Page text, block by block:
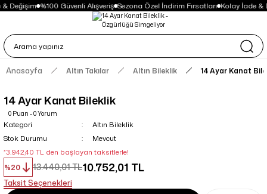
Değişim %100 Güvenli Alışveriş Sezona Özel İndirim Fırsatları Kolay İade &
Anasayfa Altın Takılar Altın Bileklik 14 Ayar Kanat
14 Ayar Kanat Bileklik
0 Puan - 0 Yorum
Kategori
Altın Bileklik
Stok Durumu
Mevcut
*3.942,40 TL den başlayan taksitlerle!
%20
13.440,01 TL10.752,01 TL
Taksit Seçenekleri